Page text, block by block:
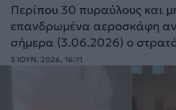
Περίπου 30 πυραύλους και
επανδρωμένα αεροσκάφη
σήμερα (3.06.2026) ο
Κουβέιτ, στο πλαίσιο της
3 ΙΟΥΝ. 2026, 16:11